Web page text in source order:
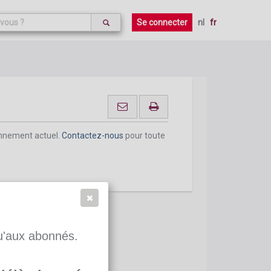
Se connecter nl fr
actuel. Contactez-nous pour toute
abonnés.